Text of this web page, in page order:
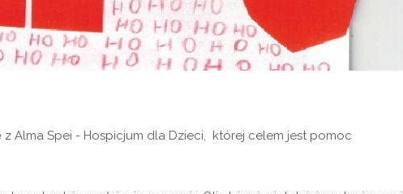
Alma Spei - Hospicjum dla Dzieci, której celem jest pomoc